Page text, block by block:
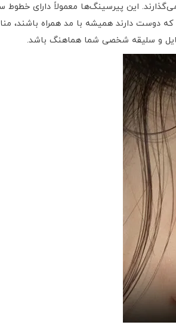
این پیرسینگ‌ها معمولاً دارای خطوط
دوست دارند همیشه با مد همراه باشند،
و سلیقه شخصی شما هماهنگ باشد.